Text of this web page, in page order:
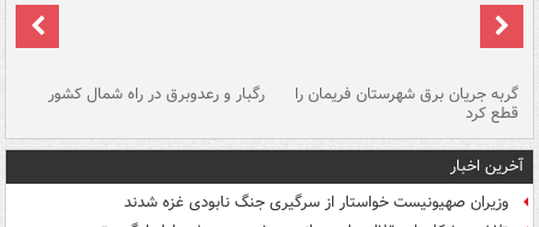
گربه جریان برق شهرستان فریمان را
قطع کرد
رگبار و رعدوبرق در راه شمال کشور
آخرین اخبار
وزیران صهیونیست خواستار از سرگیری جنگ نابودی غزه شدند